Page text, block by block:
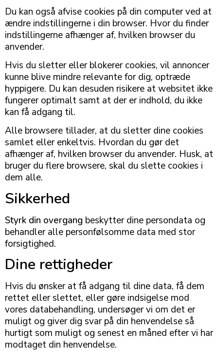
Du kan også afvise cookies på din computer ved at
ændre indstillingerne i din browser. Hvor du finder
indstillingerne afhænger af, hvilken browser du
anvender.
Hvis du sletter eller blokerer cookies, vil annoncer
kunne blive mindre relevante for dig, optræde
hyppigere. Du kan desuden risikere at websitet ikke
fungerer optimalt samt at der er indhold, du ikke
kan få adgang til.
Alle browsere tillader, at du sletter dine cookies
samlet eller enkeltvis. Hvordan du gør det
afhænger af, hvilken browser du anvender. Husk, at
bruger du flere browsere, skal du slette cookies i
dem alle.
Sikkerhed
Styrk din overgang beskytter dine persondata og
behandler alle personfølsomme data med stor
forsigtighed.
Dine rettigheder
Hvis du ønsker at få adgang til dine data, få dem
rettet eller slettet, eller gøre indsigelse mod
vores databehandling, undersøger vi om det er
muligt og giver dig svar på din henvendelse så
hurtigt som muligt og senest en måned efter vi har
modtaget din henvendelse.